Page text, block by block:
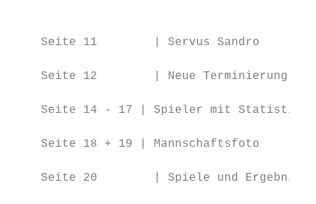
    Seite 11        | Servus Sandro
    Seite 12        | Neue Terminierung
    Seite 14 - 17 | Spieler mit Statistik
    Seite 18 + 19 | Mannschaftsfoto
    Seite 20        | Spiele und Ergebnisse